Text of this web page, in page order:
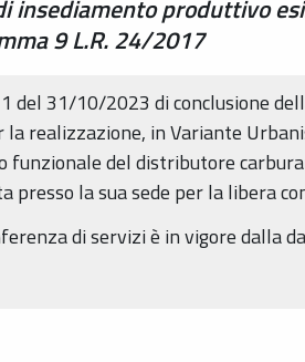
insediamento produttivo
9 L.R. 24/2017
del 31/10/2023 di conclusione
realizzazione, in Variante
del distributore
presso la sua sede per la libera
di servizi è in vigore dalla